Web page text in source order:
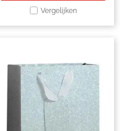
Vergelijken